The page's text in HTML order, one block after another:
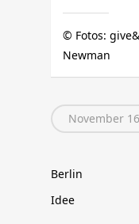
© Fotos:
Newman
November
Berlin
Idee